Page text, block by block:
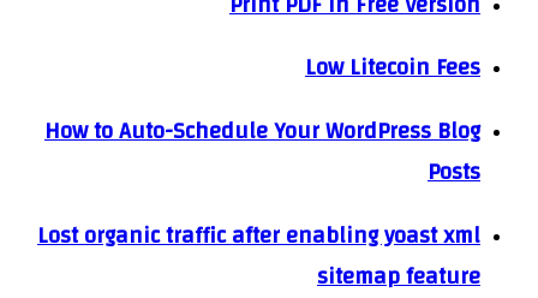
Low Litecoin Fees
How to Auto-Schedule Your WordPress Blog
Posts
Lost organic traffic after enabling yoast xml
sitemap feature